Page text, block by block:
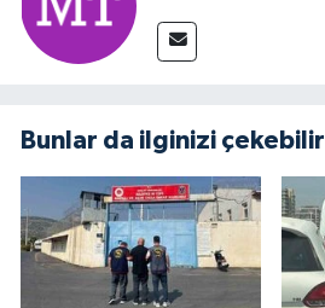
Bunlar da ilginizi çekebilir